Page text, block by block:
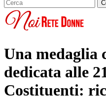
Una medaglia
dedicata alle
Costituenti: